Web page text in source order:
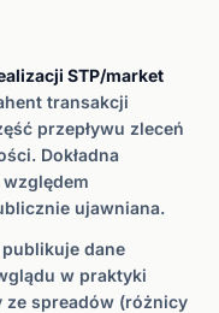
STP/market
transakcji
przepływu zleceń
Dokładna
ujawniana.
publikuje dane
w praktyki
ze spreadów (różnicy